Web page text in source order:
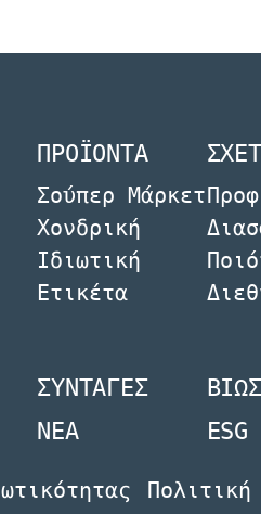
ΠΡΟΪΟΝΤΑ
Σούπερ Μάρκετ
Χονδρική
Ιδιωτική
Ετικέτα
ΣΥΝΤΑΓΕΣ
NEA